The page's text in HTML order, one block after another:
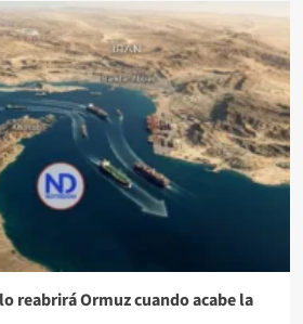
reabrirá Ormuz cuando acabe la